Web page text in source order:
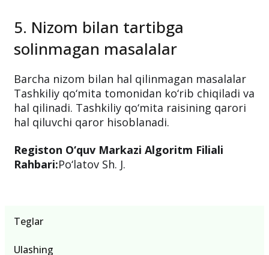
5. Nizom bilan tartibga
solinmagan masalalar
Barcha nizom bilan hal qilinmagan masalalar
Tashkiliy qo‘mita tomonidan ko‘rib chiqiladi va
hal qilinadi. Tashkiliy qo‘mita raisining qarori
hal qiluvchi qaror hisoblanadi.
Registon O‘quv Markazi Algoritm Filiali
Rahbari:Po‘latov Sh. J.
Teglar
Ulashing